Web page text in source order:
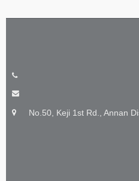
No.50, Keji 1st Rd., Annan